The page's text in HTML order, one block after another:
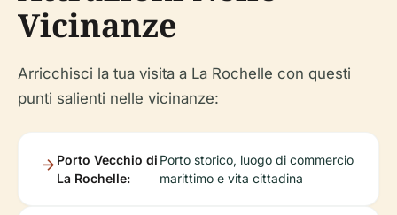
Vicinanze
Arricchisci la tua visita a La Rochelle con questi
punti salienti nelle vicinanze:
Porto Vecchio di
La Rochelle:
Porto storico, luogo di commercio
marittimo e vita cittadina